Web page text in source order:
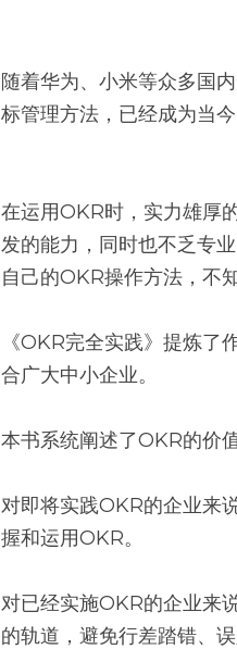
随着华为、小米等众多国
标管理方法，已经成为当
在运用OKR时，实力雄厚
发的能力，同时也不乏专
自己的OKR操作方法，不
《OKR完全实践》提炼
合广大中小企业。
本书系统阐述了OKR的价
对即将实践OKR的企业来
握和运用OKR。
对已经实施OKR的企业来
的轨道，避免行差踏错、误